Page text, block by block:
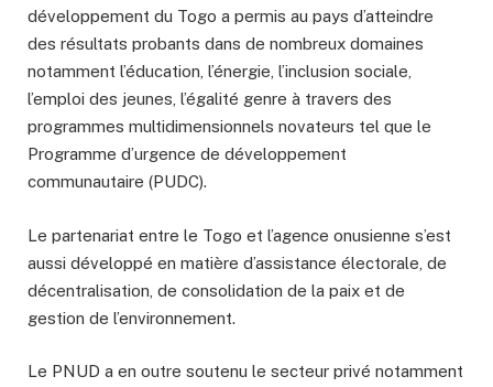
développement du Togo a permis au pays d’atteindre
des résultats probants dans de nombreux domaines
notamment l’éducation, l’énergie, l’inclusion sociale,
l’emploi des jeunes, l’égalité genre à travers des
programmes multidimensionnels novateurs tel que le
Programme d’urgence de développement
communautaire (PUDC).
Le partenariat entre le Togo et l’agence onusienne s’est
aussi développé en matière d’assistance électorale, de
décentralisation, de consolidation de la paix et de
gestion de l’environnement.
Le PNUD a en outre soutenu le secteur privé notamment